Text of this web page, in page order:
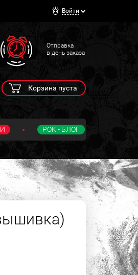
Войти
Отправка
в день заказа
Корзина пуста
РОК - БЛОГ